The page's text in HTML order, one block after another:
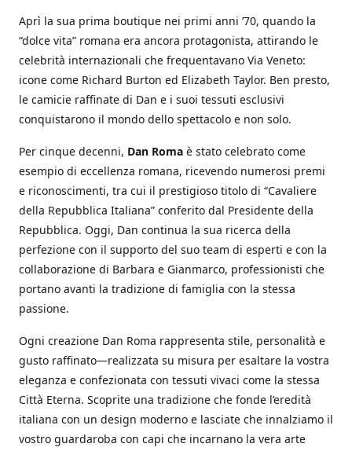
Aprì la sua prima boutique nei primi anni ’70, quando la
“dolce vita” romana era ancora protagonista, attirando le
celebrità internazionali che frequentavano Via Veneto:
icone come Richard Burton ed Elizabeth Taylor. Ben presto,
le camicie raffinate di Dan e i suoi tessuti esclusivi
conquistarono il mondo dello spettacolo e non solo.
Per cinque decenni, Dan Roma è stato celebrato come
esempio di eccellenza romana, ricevendo numerosi premi
e riconoscimenti, tra cui il prestigioso titolo di “Cavaliere
della Repubblica Italiana” conferito dal Presidente della
Repubblica. Oggi, Dan continua la sua ricerca della
perfezione con il supporto del suo team di esperti e con la
collaborazione di Barbara e Gianmarco, professionisti che
portano avanti la tradizione di famiglia con la stessa
passione.
Ogni creazione Dan Roma rappresenta stile, personalità e
gusto raffinato—realizzata su misura per esaltare la vostra
eleganza e confezionata con tessuti vivaci come la stessa
Città Eterna. Scoprite una tradizione che fonde l’eredità
italiana con un design moderno e lasciate che innalziamo il
vostro guardaroba con capi che incarnano la vera arte